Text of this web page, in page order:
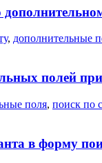
, дополнительные
полей
поля, поиск по
в форму